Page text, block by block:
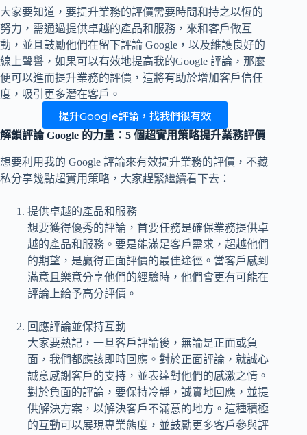
大家要知道，要提升業務的評價需要時間和持之以恆的
努力，需通過提供卓越的產品和服務，來和客戶做互
動，並且鼓勵他們在留下評論 Google，以及維護良好的
線上聲譽，如果可以有效地提高我的Google 評論，那麼
便可以進而提升業務的評價，這將有助於增加客戶信任
度，吸引更多潛在客戶。
提升Google評論，找我們很有效
解鎖評論 Google 的力量：5 個超實用策略提升業務評價
想要利用我的 Google 評論來有效提升業務的評價，不藏
私分享幾點超實用策略，大家趕緊繼續看下去：
提供卓越的產品和服務
想要獲得優秀的評論，首要任務是確保業務提供卓
越的產品和服務。要是能滿足客戶需求，超越他們
的期望，是贏得正面評價的最佳途徑。當客戶感到
滿意且樂意分享他們的經驗時，他們會更有可能在
評論上給予高分評價。
回應評論並保持互動
大家要熟記，一旦客戶評論後，無論是正面或負
面，我們都應該即時回應。對於正面評論，就誠心
誠意感謝客戶的支持，並表達對他們的感激之情。
對於負面的評論，要保持冷靜，誠實地回應，並提
供解決方案，以解決客戶不滿意的地方。這種積極
的互動可以展現專業態度，並鼓勵更多客戶參與評